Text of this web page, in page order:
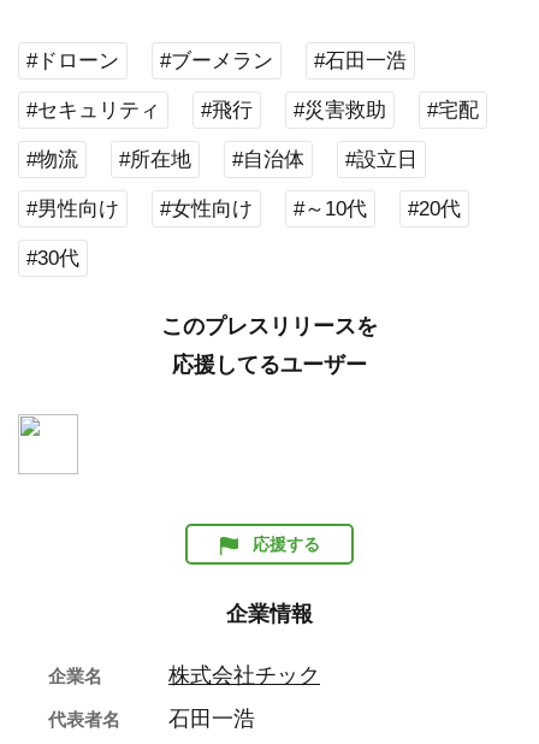
#ドローン #ブーメラン #石田一浩
#セキュリティ #飛行 #災害救助 #宅配
#物流 #所在地 #自治体 #設立日
#男性向け #女性向け #～10代 #20代
#30代
このプレスリリースを
応援してるユーザー
応援する
企業情報
企業名 株式会社チック
代表者名 石田一浩